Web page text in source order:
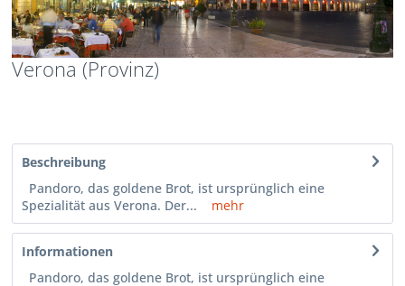
Verona (Provinz)
Beschreibung
Pandoro, das goldene Brot, ist ursprünglich eine
Spezialität aus Verona. Der...
mehr
Informationen
Pandoro, das goldene Brot, ist ursprünglich eine